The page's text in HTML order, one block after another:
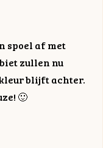
spoel af met
zullen nu
blijft achter.
🙂